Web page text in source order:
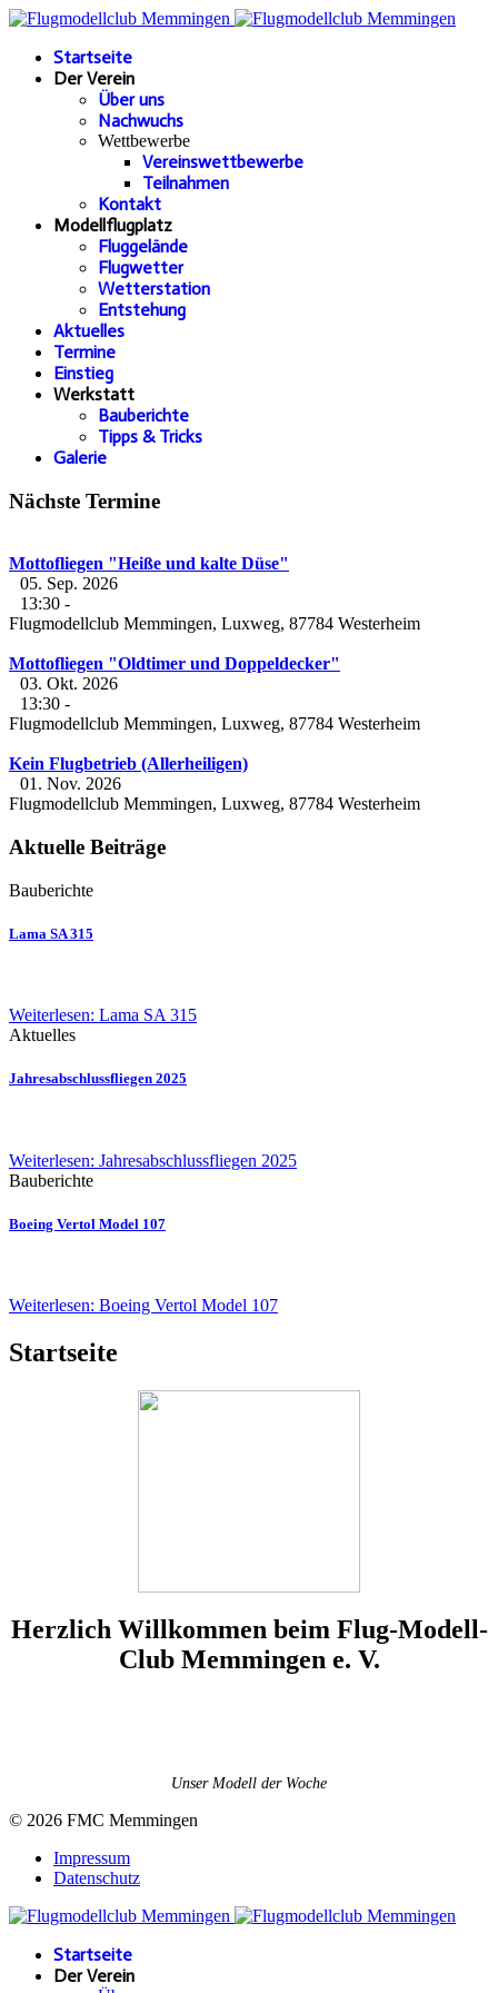
Startseite
Der Verein
Über uns
Nachwuchs
Wettbewerbe
Vereinswettbewerbe
Teilnahmen
Kontakt
Modellflugplatz
Fluggelände
Flugwetter
Wetterstation
Entstehung
Aktuelles
Termine
Einstieg
Werkstatt
Bauberichte
Tipps & Tricks
Galerie
Nächste Termine
Mottofliegen "Heiße und kalte Düse"
05. Sep. 2026
13:30 -
Flugmodellclub Memmingen, Luxweg, 87784 Westerheim
Mottofliegen "Oldtimer und Doppeldecker"
03. Okt. 2026
13:30 -
Flugmodellclub Memmingen, Luxweg, 87784 Westerheim
Kein Flugbetrieb (Allerheiligen)
01. Nov. 2026
Flugmodellclub Memmingen, Luxweg, 87784 Westerheim
Aktuelle Beiträge
Bauberichte
Lama SA 315
Weiterlesen: Lama SA 315
Aktuelles
Jahresabschlussfliegen 2025
Weiterlesen: Jahresabschlussfliegen 2025
Bauberichte
Boeing Vertol Model 107
Weiterlesen: Boeing Vertol Model 107
Startseite
Herzlich Willkommen beim Flug-Modell-
Club Memmingen e. V.
Unser Modell der Woche
© 2026 FMC Memmingen
Impressum
Datenschutz
Startseite
Der Verein